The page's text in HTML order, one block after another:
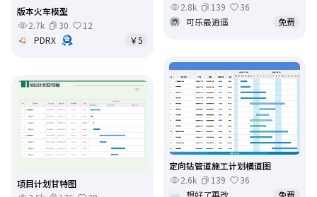
2.8k
139
36
可乐最逍遥
免费
版本火车模型
2.7k
30
12
PDRX
￥5
定向钻管道施工计划横道图
2.6k
139
36
想好了再改
免费
项目计划甘特图